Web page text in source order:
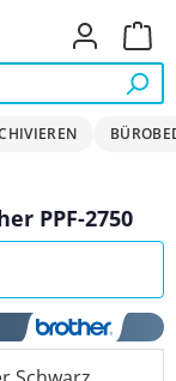
PPF-2750